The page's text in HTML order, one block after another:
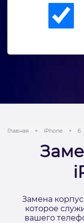
Главная iPhone 6
Замена
которое
вашего